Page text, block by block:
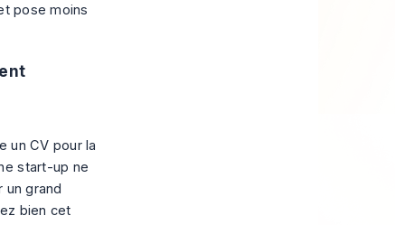
pose moins
un CV pour la
start-up ne
grand
bien cet